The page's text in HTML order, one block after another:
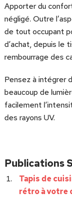
Apporter du
négligé. Outre
de tout occupant
d’achat, depuis le
rembourrage des
Pensez à intégrer
beaucoup de
facilement
des rayons UV.
Publications
Tapis de
rétro à votre